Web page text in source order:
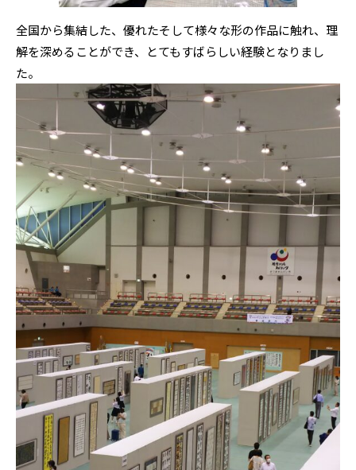
全国から集結した、優れたそして様々な形の作品に触れ、理
解を深めることができ、とてもすばらしい経験となりまし
た。